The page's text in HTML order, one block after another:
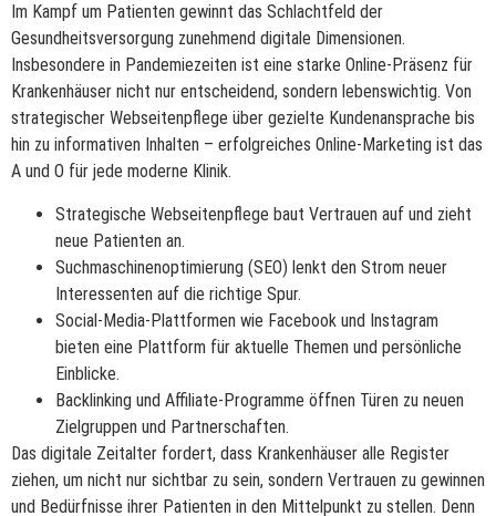
Im Kampf um Patienten gewinnt das Schlachtfeld der
Gesundheitsversorgung zunehmend digitale Dimensionen.
Insbesondere in Pandemiezeiten ist eine starke Online-Präsenz für
Krankenhäuser nicht nur entscheidend, sondern lebenswichtig. Von
strategischer Webseitenpflege über gezielte Kundenansprache bis
hin zu informativen Inhalten – erfolgreiches Online-Marketing ist das
A und O für jede moderne Klinik.
Strategische Webseitenpflege baut Vertrauen auf und zieht
neue Patienten an.
Suchmaschinenoptimierung (SEO) lenkt den Strom neuer
Interessenten auf die richtige Spur.
Social-Media-Plattformen wie Facebook und Instagram
bieten eine Plattform für aktuelle Themen und persönliche
Einblicke.
Backlinking und Affiliate-Programme öffnen Türen zu neuen
Zielgruppen und Partnerschaften.
Das digitale Zeitalter fordert, dass Krankenhäuser alle Register
ziehen, um nicht nur sichtbar zu sein, sondern Vertrauen zu gewinnen
und Bedürfnisse ihrer Patienten in den Mittelpunkt zu stellen. Denn